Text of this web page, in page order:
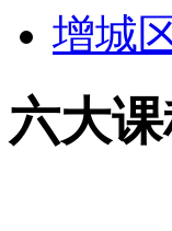
增城
六大